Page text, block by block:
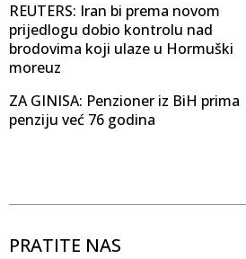
REUTERS: Iran bi prema novom
prijedlogu dobio kontrolu nad
brodovima koji ulaze u Hormuški
moreuz
ZA GINISA: Penzioner iz BiH prima
penziju već 76 godina
PRATITE NAS